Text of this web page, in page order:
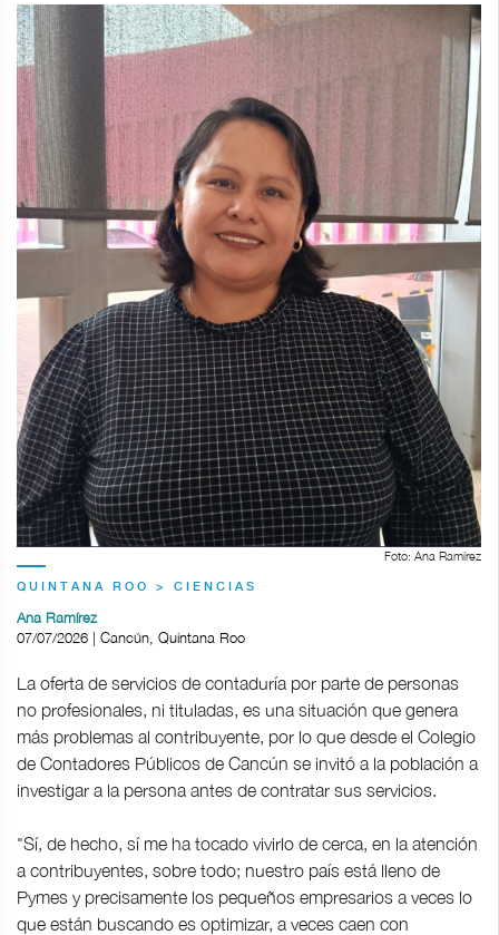
Foto: Ana Ramírez
QUINTANA ROO > CIENCIAS
Ana Ramírez
07/07/2026 | Cancún, Quintana Roo
La oferta de servicios de contaduría por parte de personas
no profesionales, ni tituladas, es una situación que genera
más problemas al contribuyente, por lo que desde el Colegio
de Contadores Públicos de Cancún se invitó a la población a
investigar a la persona antes de contratar sus servicios.
"Sí, de hecho, sí me ha tocado vivirlo de cerca, en la atención
a contribuyentes, sobre todo; nuestro país está lleno de
Pymes y precisamente los pequeños empresarios a veces lo
que están buscando es optimizar, a veces caen con